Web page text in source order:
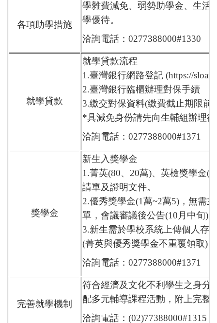
各項助學措施
學雜費減免、弱勢助學金、生活
學優待。
洽詢電話：0277388000#1330
就學貸款
就學貸款流程
1.臺灣銀行網路登記 (https://
2.臺灣銀行臨櫃辦理對保手續
3.繳交對保資料(繳費截止期限前
*具減免身份請先向生輔組辦理
洽詢電話：0277388000#1371
獎學金
新生入獎學金
1.菁英(80、20萬)、英檢獎學金
請單及證明文件。
2.優秀獎學金(1萬~2萬5)，無需
單，會議審議後公告(10月中旬)。
3.新生需於學校系統上傳個人存
(菁英與優秀獎學金不重覆領取)
洽詢電話：0277388000#1371
完善就學機制
符合經濟及文化不利學生之身分
配多元輔導課程活動，附上完整
洽詢電話：(02)77388000#1315